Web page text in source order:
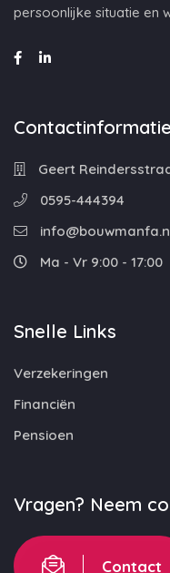
persoonlijke situatie en
Contactinformatie
Geert
0595-444394
Ma - Vr 9:00 - 17:00
Snelle Links
Verzekeringen
Financiën
Pensioen
Vragen? Neem
Contact